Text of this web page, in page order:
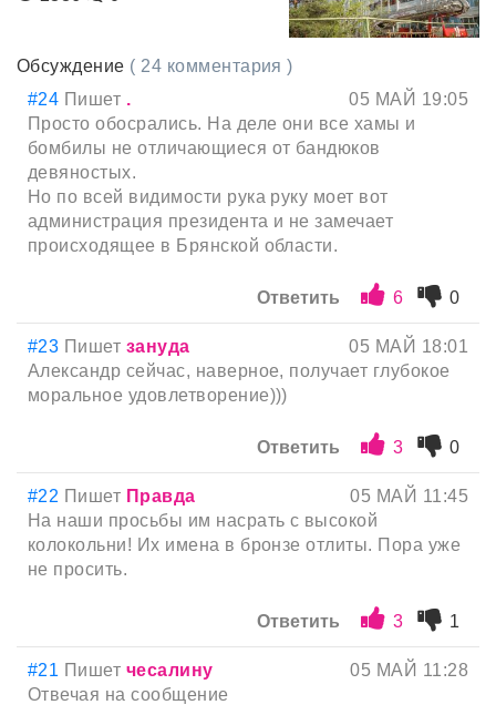
Обсуждение ( 24 комментария )
#24 Пишет .
05 МАЙ 19:05
Просто обосрались. На деле они все хамы и
бомбилы не отличающиеся от бандюков
девяностых.
Но по всей видимости рука руку моет вот
администрация президента и не замечает
происходящее в Брянской области.
Ответить 6 0
#23 Пишет зануда
05 МАЙ 18:01
Александр сейчас, наверное, получает глубокое
моральное удовлетворение)))
Ответить 3 0
#22 Пишет Правда
05 МАЙ 11:45
На наши просьбы им насрать с высокой
колокольни! Их имена в бронзе отлиты. Пора уже
не просить.
Ответить 3 1
#21 Пишет чесалину
05 МАЙ 11:28
Отвечая на сообщение